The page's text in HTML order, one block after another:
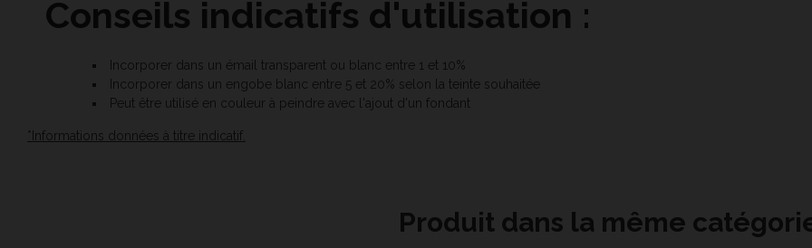
Conseils indicatifs d'utilisation :
Incorporer dans un émail transparent ou blanc entre 1 et 10%
Incorporer dans un engobe blanc entre 5 et 20% selon la teinte souhaitée
Peut être utilisé en couleur à peindre avec l'ajout d'un fondant
*Informations données à titre indicatif.
Produit dans la même